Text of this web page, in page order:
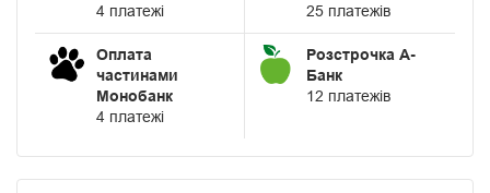
4 платежі
25 платежів
Оплата
частинами
Монобанк
4 платежі
Розстрочка А-
Банк
12 платежів